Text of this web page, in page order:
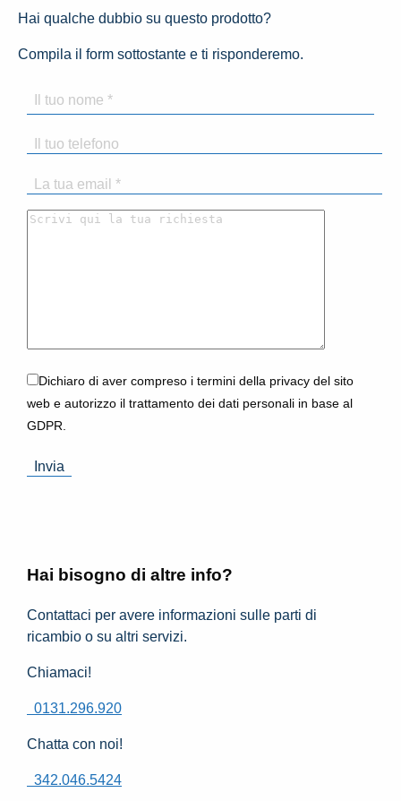
Hai qualche dubbio su questo prodotto?
Compila il form sottostante e ti risponderemo.
Dichiaro di aver compreso i termini della privacy del sito
web e autorizzo il trattamento dei dati personali in base al
GDPR.
Hai bisogno di altre info?
Contattaci per avere informazioni sulle parti di
ricambio o su altri servizi.
Chiamaci!
0131.296.920
Chatta con noi!
342.046.5424